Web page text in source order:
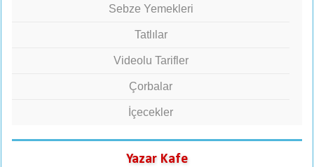
Sebze Yemekleri
Tatlılar
Videolu Tarifler
Çorbalar
İçecekler
Yazar Kafe